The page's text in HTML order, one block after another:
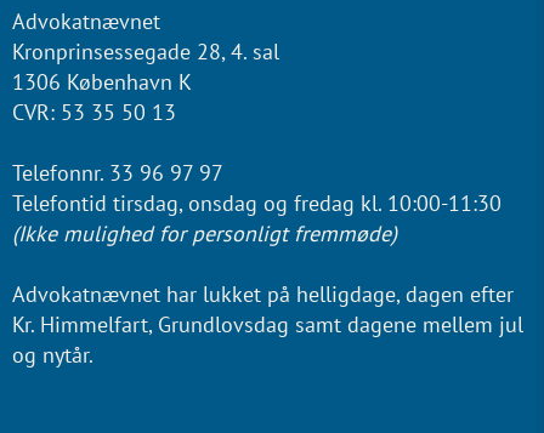
Advokatnævnet
Kronprinsessegade 28, 4. sal
1306 København K
CVR: 53 35 50 13
Telefonnr. 33 96 97 97
Telefontid tirsdag, onsdag og fredag kl. 10:00-11:30
(Ikke mulighed for personligt fremmøde)
Advokatnævnet har lukket på helligdage, dagen efter
Kr. Himmelfart, Grundlovsdag samt dagene mellem jul
og nytår.